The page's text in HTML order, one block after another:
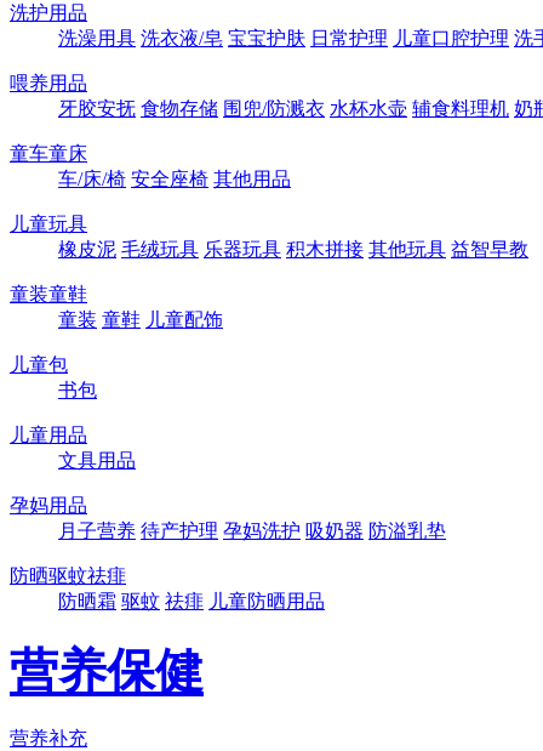
洗护用品
洗澡用具 洗衣液/皂 宝宝护肤 日常护理 儿童口腔护理 洗
喂养用品
牙胶安抚 食物存储 围兜/防溅衣 水杯水壶 辅食料理机 奶
童车童床
车/床/椅 安全座椅 其他用品
儿童玩具
橡皮泥 毛绒玩具 乐器玩具 积木拼接 其他玩具 益智早教
童装童鞋
童装 童鞋 儿童配饰
儿童包
书包
儿童用品
文具用品
孕妈用品
月子营养 待产护理 孕妈洗护 吸奶器 防溢乳垫
防晒驱蚊祛痱
防晒霜 驱蚊 祛痱 儿童防晒用品
营养保健
营养补充